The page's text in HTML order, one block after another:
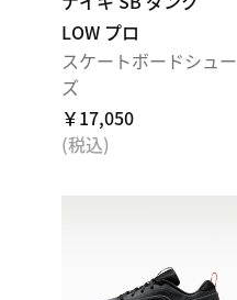
LOW プロ
スケートボードシュー
ズ
￥17,050
(税込)